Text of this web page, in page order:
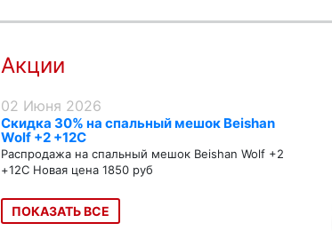
Акции
02 Июня 2026
Скидка 30% на спальный мешок Beishan
Wolf +2 +12C
Распродажа на спальный мешок Beishan Wolf +2
+12C Новая цена 1850 руб
ПОКАЗАТЬ ВСЕ